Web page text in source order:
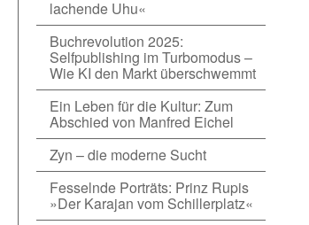
lachende Uhu«
Buchrevolution 2025:
Selfpublishing im Turbomodus –
Wie KI den Markt überschwemmt
Ein Leben für die Kultur: Zum
Abschied von Manfred Eichel
Zyn – die moderne Sucht
Fesselnde Porträts: Prinz Rupis
»Der Karajan vom Schillerplatz«